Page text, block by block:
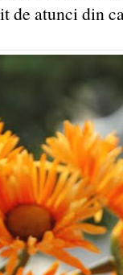
de atunci din